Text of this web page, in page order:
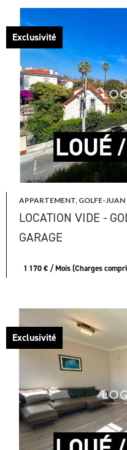
APPARTEMENT, GOLFE-JUAN
LOCATION VIDE -
GARAGE
1 170 € / Mois (Charges
Exclusivité
Exclusivité